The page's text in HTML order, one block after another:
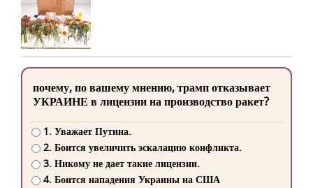
почему, по вашему мнению, трамп отказывает
УКРАИНЕ в лицензии на производство ракет?
1. Уважает Путина.
2. Боится увеличить эскалацию конфликта.
3. Никому не дает такие лицензии.
4. Боится нападения Украины на США